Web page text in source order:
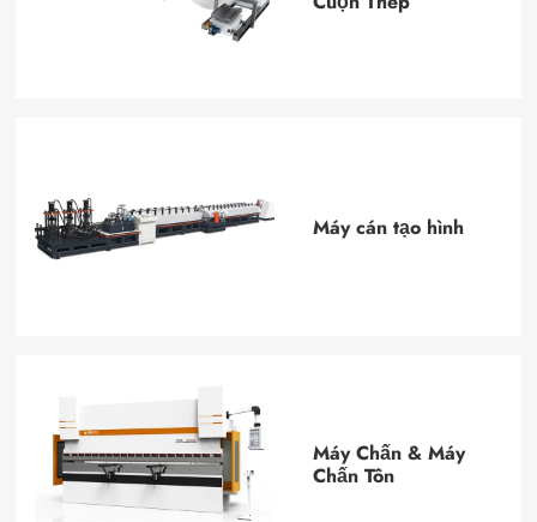
Máy cán tạo hình
Máy Chấn & Máy
Chấn Tôn